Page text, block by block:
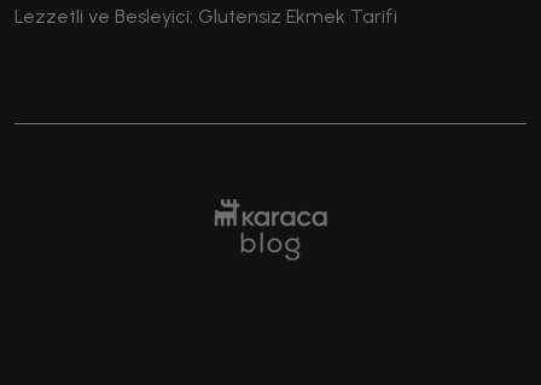
Lezzetli ve Besleyici: Glutensiz Ekmek Tarifi